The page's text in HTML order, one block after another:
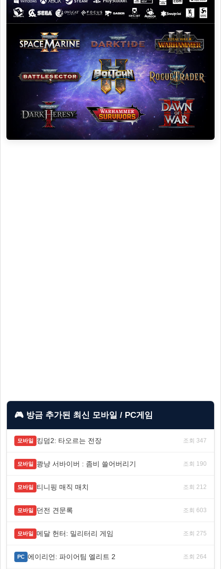
🎮 방금 추가된 최신 모바일 / PC게임
모바일 킹덤2: 타오르는 전장 조회 347
모바일 쾅냥 서바이버 : 좀비 쓸어버리기 조회 190
모바일 티니핑 매직 매치 조회 212
모바일 던전 견문록 조회 603
모바일 메달 헌터: 밀리터리 게임 조회 275
PC 에이리언: 파이어팀 엘리트 2 조회 264